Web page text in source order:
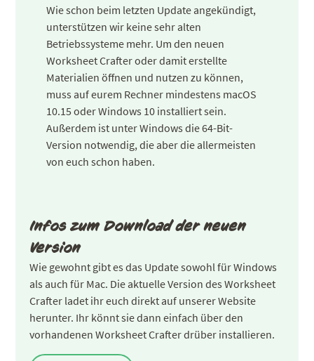
Wie schon beim letzten Update angekündigt,
unterstützen wir keine sehr alten
Betriebssysteme mehr. Um den neuen
Worksheet Crafter oder damit erstellte
Materialien öffnen und nutzen zu können,
muss auf eurem Rechner mindestens macOS
10.15 oder Windows 10 installiert sein.
Außerdem ist unter Windows die 64-Bit-
Version notwendig, die aber die allermeisten
von euch schon haben.
Infos zum Download der neuen
Version
Wie gewohnt gibt es das Update sowohl für Windows
als auch für Mac. Die aktuelle Version des Worksheet
Crafter ladet ihr euch direkt auf unserer Website
herunter. Ihr könnt sie dann einfach über den
vorhandenen Worksheet Crafter drüber installieren.